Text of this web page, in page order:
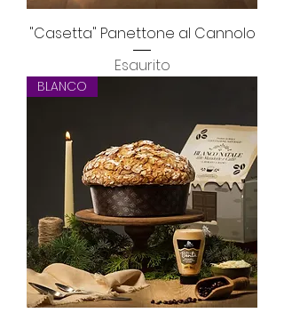
"Casetta" Panettone al Cannolo
Esaurito
BLANCO